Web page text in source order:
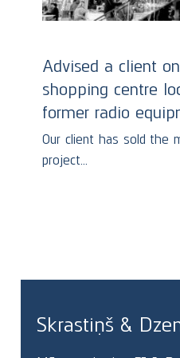
Advised a client
shopping centre
former radio
Our client has sold the
project…
Skrastiņš &